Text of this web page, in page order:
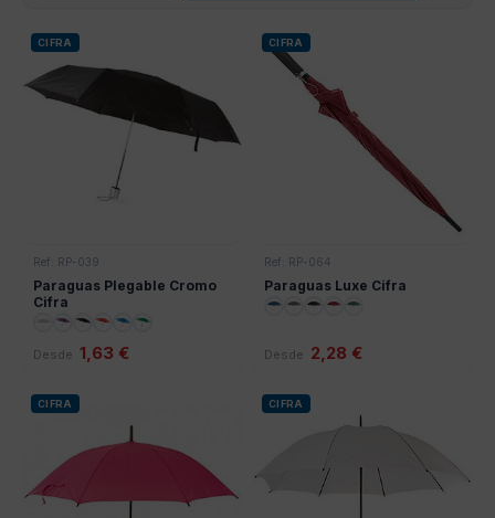
CIFRA
Ref: RP-039
Paraguas Plegable Cromo
Cifra
Desde 1,63 €
CIFRA
Ref: RP-064
Paraguas Luxe Cifra
Desde 2,28 €
CIFRA CIFRA